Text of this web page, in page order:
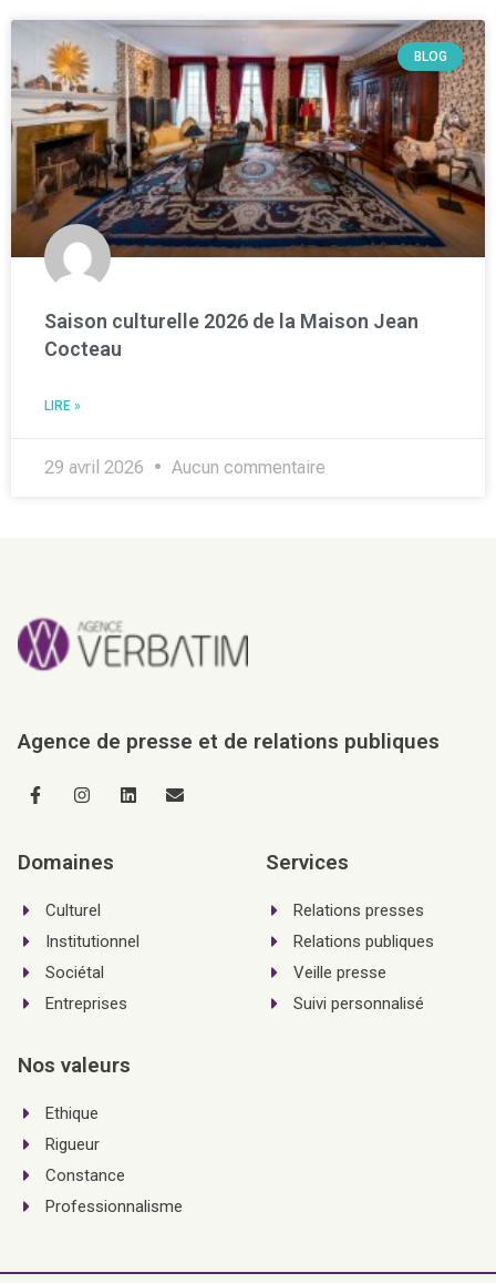
BLOG
Saison culturelle 2026 de la Maison Jean
Cocteau
LIRE »
29 avril 2026 Aucun commentaire
Agence de presse et de relations publiques
Domaines
Culturel
Institutionnel
Sociétal
Entreprises
Services
Relations presses
Relations publiques
Veille presse
Suivi personnalisé
Nos valeurs
Ethique
Rigueur
Constance
Professionnalisme